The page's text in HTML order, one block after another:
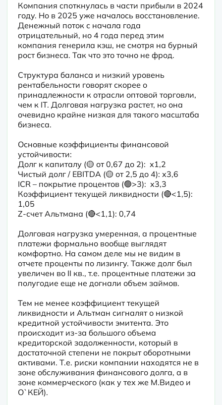
Компания споткнулась в части прибыли в 2024
году. Но в 2025 уже началось восстановление.
Денежный поток с начала года
отрицательный, но 4 года перед этим
компания генерила кэш, не смотря на бурный
рост бизнеса. Так что это точно не фрод.
Структура баланса и низкий уровень
рентабельности говорят скорее о
принадлежности к отрасли оптовой торговли,
чем к IT. Долговая нагрузка растет, но она
очевидно крайне низкая для такого масштаба
бизнеса.
Основные коэффициенты финансовой
устойчивости:
Долг к капиталу (🟡 от 0,67 до 2):  х1,2
Чистый долг / EBITDA (🟡 от 2,5 до 4): х3,6
ICR – покрытие процентов (🟢>3):  х3,3
Коэффициент текущей ликвидности (🔴<1,5):
1,05
Z-счет Альтмана (🔴<1,1): 0,74
Долговая нагрузка умеренная, а процентные
платежи формально вообще выглядят
комфортно. На самом деле мы не видим в
отчете проценты по лизингу. Также долг был
увеличен во II кв., т.е. процентные платежи за
полугодие еще не догнали объем займов.
Тем не менее коэффициент текущей
ликвидности и Альтман сигналят о низкой
кредитной устойчивости эмитента. Это
происходит из-за большого объема
кредиторской задолженности, который в
достаточной степени не покрыт оборотными
активами. Т.е. риски компании находятся не в
зоне обслуживания финансового долга, а в
зоне коммерческого (как у тех же М.Видео и
О`КЕЙ).